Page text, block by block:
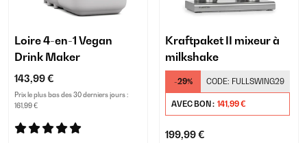
Loire 4-en-1 Vegan
Drink Maker
143,99 €
Prix le plus bas des 30 derniers jours :
161,99 €
Kraftpaket II mixeur à
milkshake
-29% CODE: FULLSWING29
AVEC BON : 141,99 €
199,99 €